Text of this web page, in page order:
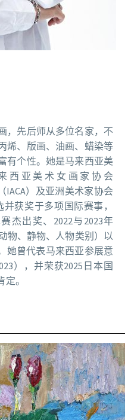
，先后师从多位名家，不
烯、版画、油画、蜡染等
有个性。她是马来西亚美
西亚美术女画家协会
IACA）及亚洲美术家协会
并获奖于多项国际赛事，
杰出奖、2022与2023年
物、静物、人物类别）以
她曾代表马来西亚参展意
），并荣获2025日本国
。